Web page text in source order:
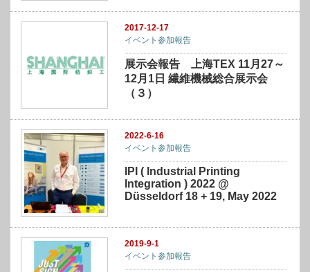
2017-12-17
イベント参加報告
展示会報告 上海TEX 11月27～
12月1日 繊維機械総合展示会
（３）
2022-6-16
イベント参加報告
IPI ( Industrial Printing
Integration ) 2022 @
Düsseldorf 18 + 19, May 2022
2019-9-1
イベント参加報告